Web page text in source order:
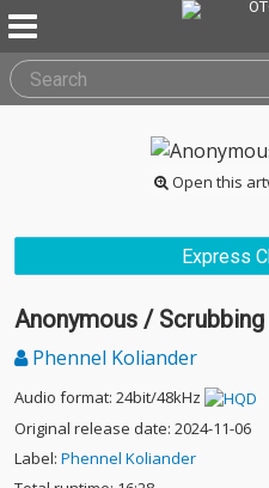
Open this
Express
Anonymous / Scrubbing
Phennel Koliander
Audio format: 24bit/48kHz
Original release date: 2024-11-06
Label: Phennel Koliander